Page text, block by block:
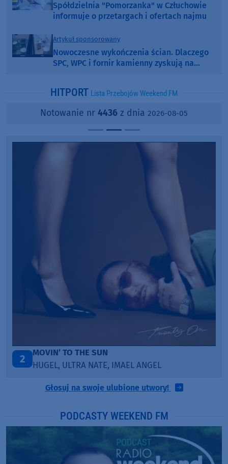
Spółdzielnia "Pomorzanka" w Człuchowie
informuje o przetargach i ofertach najmu
Artykuł sponsorowany
Nowoczesne wykończenia ścian. Dlaczego
SPC, WPC i fornir kamienny zyskują na
HITPORT Lista Przebojów Weekend FM
Notowanie nr 4436 z dnia 2026-08-05
3
TAŃCZ!
BLETKA
Głosuj na swoje ulubione utwory!
PODCASTY WEEKEND FM